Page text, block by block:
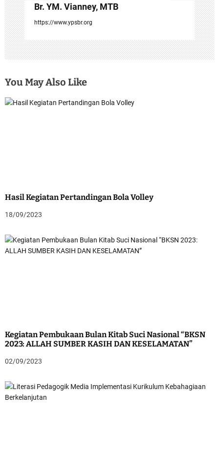
Br. YM. Vianney, MTB
https://www.ypsbr.org
You May Also Like
Hasil Kegiatan Pertandingan Bola Volley
18/09/2023
Kegiatan Pembukaan Bulan Kitab Suci Nasional “BKSN
2023: ALLAH SUMBER KASIH DAN KESELAMATAN”
02/09/2023